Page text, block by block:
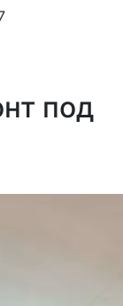
под